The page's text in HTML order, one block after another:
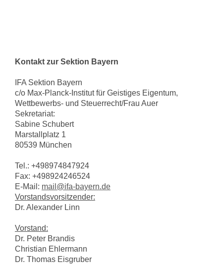
Kontakt zur Sektion Bayern
IFA Sektion Bayern
c/o Max-Planck-Institut für Geistiges Eigentum,
Wettbewerbs- und Steuerrecht/Frau Auer
Sekretariat:
Sabine Schubert
Marstallplatz 1
80539 München
Tel.: +498974847924
Fax: +498924246524
E-Mail: mail@ifa-bayern.de
Vorstandsvorsitzender:
Dr. Alexander Linn
Vorstand:
Dr. Peter Brandis
Christian Ehlermann
Dr. Thomas Eisgruber